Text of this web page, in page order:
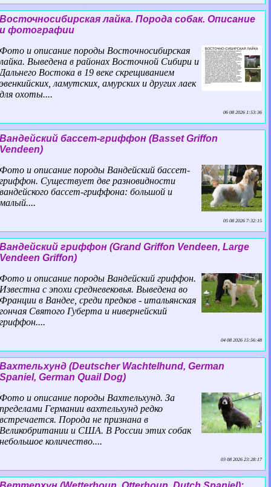
Восточносибирская лайка. Порода собак. Описание
и фотографии
Фото и описание породы Восточносибирская
лайка. Выведена в районах Восточной Сибири и
Дальнего Востока в 19 веке скрещиванием
эвенкийских, ламутских, амурских и других лаек
для охоты....
06 08 2026 1:53:36
Вандейский бассет-гриффон (Basset Griffon
Vendeen)
Фото и описание породы Вандейский бассет-
гриффон. Существует две разновидности
вандейского бассет-гриффона: большой и
малый....
05 08 2026 7:32:15
Вандейский гриффон (Grand Griffon Vendeen, Large
Vendeen Griffon)
Фото и описание породы Вандейский гриффон.
Известна с эпохи средневековья. Выведена во
Франции в Вандее, среди предков - итальянская
гончая Святого Губерта и нивернейский
гриффон....
04 08 2026 15:56:48
Вахтельхунд (Deutscher Wachtelhund, German
Spaniel, German Quail Dog)
Фото и описание породы Вахтельхунд. За
пределами Германии вахтельхунд редко
встречается. Порода не признана в
Великобритании и США. В России этих собак
небольшое количество....
03 08 2026 23:28:17